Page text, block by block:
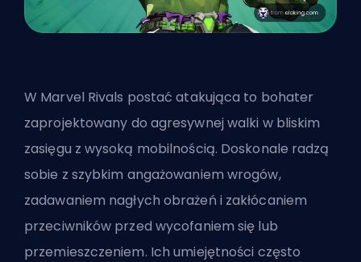
W Marvel Rivals postać atakująca to bohater
zaprojektowany do agresywnej walki w bliskim
zasięgu z wysoką mobilnością. Doskonale radzą
sobie z szybkim angażowaniem wrogów,
zadawaniem nagłych obrażeń i zakłócaniem
przeciwników przed wycofaniem się lub
przemieszczeniem. Ich umiejętności często